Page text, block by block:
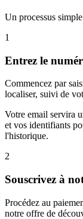
Un processus
1
Entrez le
Commencez par
localiser, suivi de
Votre email servira
et vos identifiants
l'historique.
2
Souscrivez à
Procédez au
notre offre de